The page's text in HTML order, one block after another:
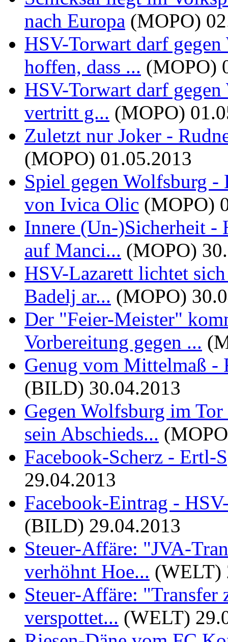
nach Europa (MOPO)
HSV-Torwart darf
hoffen, dass ... (MOPO)
HSV-Torwart darf
vertritt g... (MOPO)
Zuletzt nur Joker -
(MOPO) 01.05.2013
Spiel gegen Wolfsburg
von Ivica Olic (MOPO)
Innere (Un-)Sicherheit -
auf Manci... (MOPO)
HSV-Lazarett lichtet
Badelj ar... (MOPO)
Der "Feier-Meister"
Vorbereitung gegen ...
Genug vom Mittelmaß -
(BILD) 30.04.2013
Gegen Wolfsburg im
sein Abschieds...
Facebook-Scherz - Ertl-
29.04.2013
Facebook-Eintrag -
(BILD) 29.04.2013
Steuer-Affäre: "JVA-
verhöhnt Hoe... (WELT)
Steuer-Affäre:
verspottet... (WELT)